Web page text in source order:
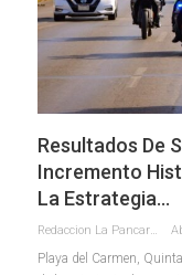
Resultados De
Incremento
La Estrategia…
Playa del Carmen,